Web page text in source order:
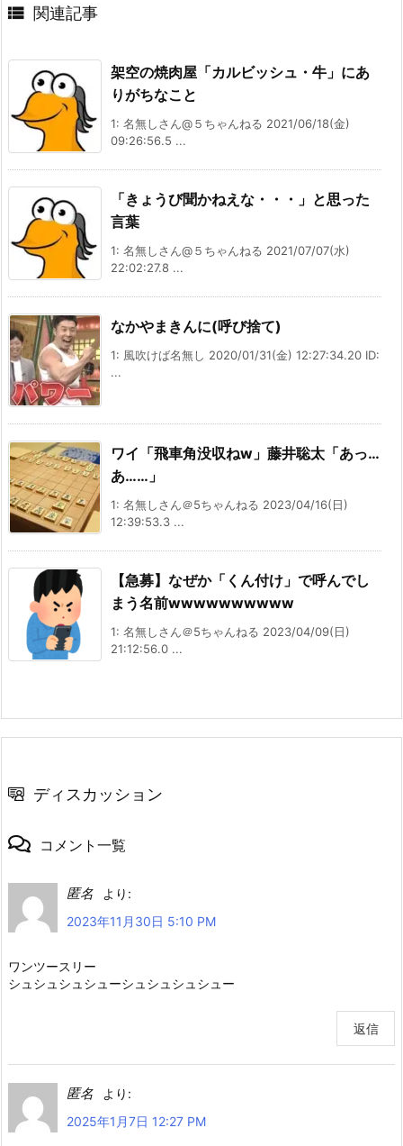
 関連記事
架空の焼肉屋「カルビッシュ・牛」にあ
りがちなこと
1: 名無しさん@５ちゃんねる 2021/06/18(金)
09:26:56.5 ...
「きょうび聞かねえな・・・」と思った
言葉
1: 名無しさん@５ちゃんねる 2021/07/07(水)
22:02:27.8 ...
なかやまきんに(呼び捨て)
1: 風吹けば名無し 2020/01/31(金) 12:27:34.20 ID:
...
ワイ「飛車角没収ねw」藤井聡太「あっ…
あ……」
1: 名無しさん＠5ちゃんねる 2023/04/16(日)
12:39:53.3 ...
【急募】なぜか「くん付け」で呼んでし
まう名前wwwwwwwwww
1: 名無しさん＠5ちゃんねる 2023/04/09(日)
21:12:56.0 ...
ディスカッション
コメント一覧
匿名
より:
2023年11月30日 5:10 PM
ワンツースリー
シュシュシュシューシュシュシュシュー
返信
匿名
より:
2025年1月7日 12:27 PM